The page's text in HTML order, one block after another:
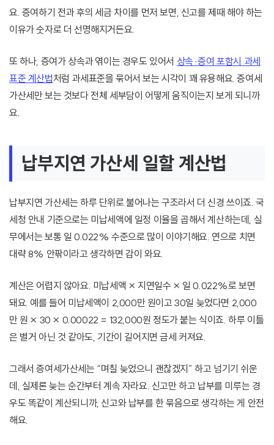
요. 증여하기 전과 후의 세금 차이를 먼저 보면, 신고를 제때 해야 하는
이유가 숫자로 더 선명해지거든요.
또 하나, 증여가 상속과 엮이는 경우도 있어서 상속·증여 포함시 과세
표준 계산법처럼 과세표준을 묶어서 보는 시각이 꽤 유용해요. 증여세
가산세만 보는 것보다 전체 세부담이 어떻게 움직이는지 보게 되니까
요.
납부지연 가산세 일할 계산법
납부지연 가산세는 하루 단위로 불어나는 구조라서 더 신경 쓰이죠. 국
세청 안내 기준으로는 미납세액에 일정 이율을 곱해서 계산하는데, 실
무에서는 보통 일 0.022% 수준으로 많이 이야기해요. 연으로 치면
대략 8% 안팎이라고 생각하면 감이 와요.
계산은 어렵지 않아요. 미납세액 × 지연일수 × 일 0.022%로 보면
돼요. 예를 들어 미납세액이 2,000만 원이고 30일 늦었다면 2,000
만 원 × 30 × 0.00022 = 132,000원 정도가 붙는 식이죠. 하루 이틀
은 별거 아닌 것 같아도, 기간이 길어지면 금세 커져요.
그래서 증여세가산세는 “며칠 늦었으니 괜찮겠지” 하고 넘기기 쉬운
데, 실제론 늦는 순간부터 계속 자라요. 신고만 하고 납부를 미루는 경
우도 똑같이 계산되니까, 신고와 납부를 한 묶음으로 생각하는 게 안전
해요.